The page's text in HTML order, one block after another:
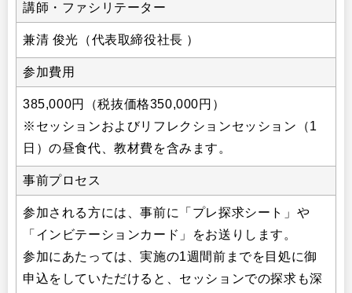
講師・ファシリテーター
兼清 俊光（代表取締役社長 ）
参加費用
385,000円（税抜価格350,000円）
※セッションおよびリフレクションセッション（1
日）の昼食代、教材費を含みます。
事前プロセス
参加される方には、事前に「プレ探求シート」や
「インビテーションカード」をお送りします。
参加にあたっては、実施の1週間前までを目処に御
申込をしていただけると、セッションでの探求も深